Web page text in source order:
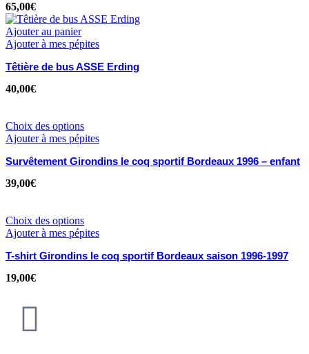
65,00€
Ajouter au panier
Ajouter à mes pépites
Têtière de bus ASSE Erding
40,00€
Choix des options
Ajouter à mes pépites
Survêtement Girondins le coq sportif Bordeaux 1996 – enfant
39,00€
Choix des options
Ajouter à mes pépites
T-shirt Girondins le coq sportif Bordeaux saison 1996-1997
19,00€